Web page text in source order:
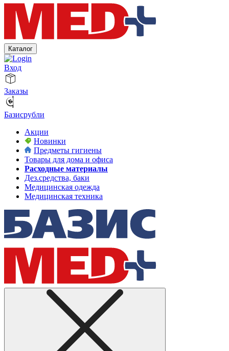
Каталог
Вход
Заказы
Базисрубли
Акции
Новинки
Предметы гигиены
Товары для дома и офиса
Расходные материалы
Дез.средства, баки
Медицинская одежда
Медицинская техника